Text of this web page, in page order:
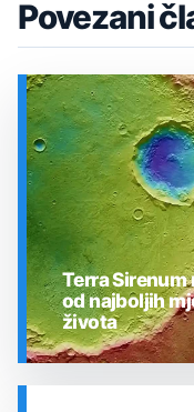
Povezani
Terra Sirenum
od najboljih
života